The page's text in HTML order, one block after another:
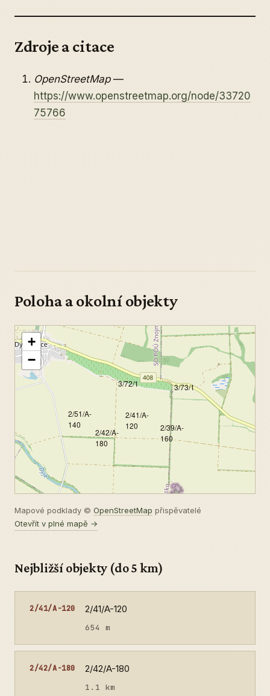
Zdroje a citace
OpenStreetMap—
https://www.openstreetmap.org/node/33720
75766
Poloha a okolní objekty
3/72/1
2/41/A-
120
2/42/A-
180
3/73/1
2/51/A-
140
2/39/A-
160
+
−
Mapové podklady © OpenStreetMap přispěvatelé
Otevřít v plné mapě →
Nejbližší objekty (do 5 km)
2/41/A-120 2/41/A-120
654 m
2/42/A-180 2/42/A-180
1.1 km